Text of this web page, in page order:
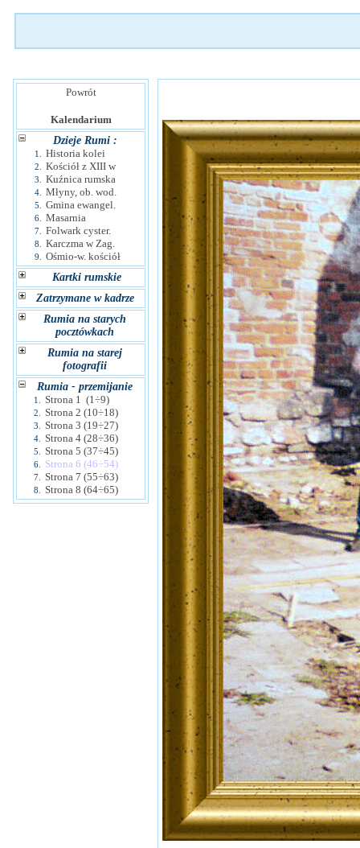
Powrót
Kalendarium
Dzieje Rumi :
1. Historia kolei
2. Kościół z XIII w
3. Kuźnica rumska
4. Młyny, ob. wod.
5. Gmina ewangel.
6. Masarnia
7. Folwark cyster.
8. Karczma w Zag.
9.
Ośmio-w. kościół
Kartki rumskie
Zatrzymane w kadrze
Rumia na starych
pocztówkach
Rumia na starej
fotografii
Rumia - przemijanie
1. Strona 1 (1÷9)
2. Strona 2 (10÷18)
3. Strona 3 (19÷27)
4. Strona 4 (28÷36)
5. Strona 5 (37÷45)
6. Strona 6 (46÷54)
7. Strona 7 (55÷63)
8. Strona 8 (64÷65)